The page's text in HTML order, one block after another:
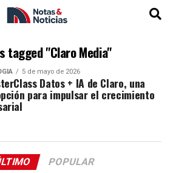
tagged "Claro Media"
5 de mayo de 2026
Datos + IA de Claro, una
para impulsar el crecimiento
POPULAR